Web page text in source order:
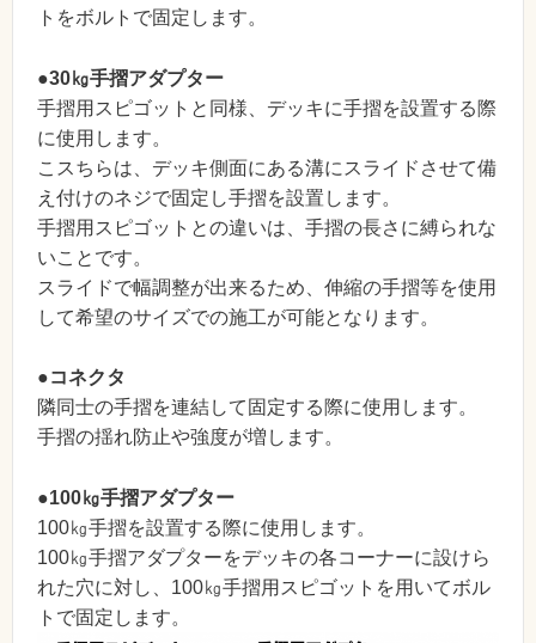
トをボルトで固定します。
●30㎏手摺アダプター
手摺用スピゴットと同様、デッキに手摺を設置する際
に使用します。
こスちらは、デッキ側面にある溝にスライドさせて備
え付けのネジで固定し手摺を設置します。
手摺用スピゴットとの違いは、手摺の長さに縛られな
いことです。
スライドで幅調整が出来るため、伸縮の手摺等を使用
して希望のサイズでの施工が可能となります。
●コネクタ
隣同士の手摺を連結して固定する際に使用します。
手摺の揺れ防止や強度が増します。
●100㎏手摺アダプター
100㎏手摺を設置する際に使用します。
100㎏手摺アダプターをデッキの各コーナーに設けら
れた穴に対し、100㎏手摺用スピゴットを用いてボル
トで固定します。